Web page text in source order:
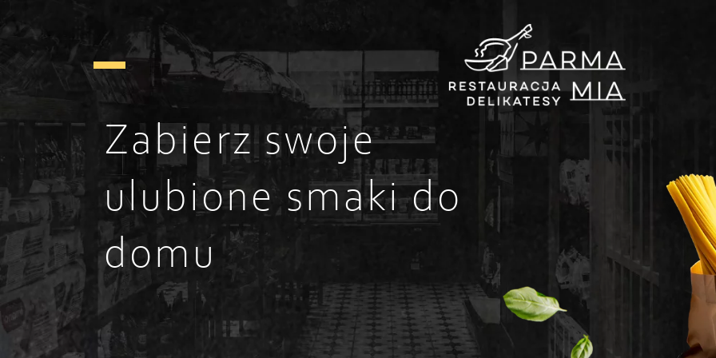
Zabierz swoje
ulubione smaki do
domu